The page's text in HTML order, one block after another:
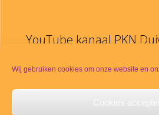
Wij gebruiken cookies om onze website en
Cookies
YouTube kanaal PKN
Disclaimer